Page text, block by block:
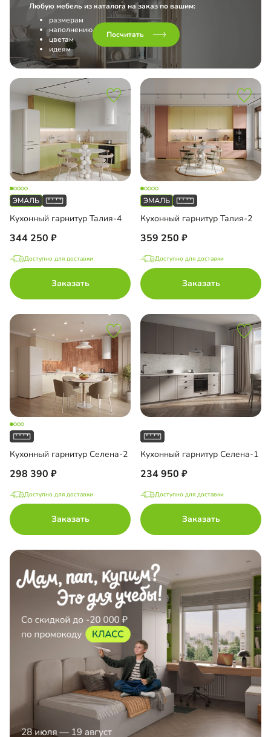
Любую мебель из каталога на заказ по вашим:
размерам
наполнению
цветам
идеям
Посчитать
Кухонный гарнитур Талия-4
344 250
Доступно для доставки
Заказать
Кухонный гарнитур Талия-2
359 250
Доступно для доставки
Заказать
Кухонный гарнитур Селена-2
298 390
Доступно для доставки
Заказать
Кухонный гарнитур Селена-1
234 950
Доступно для доставки
Заказать